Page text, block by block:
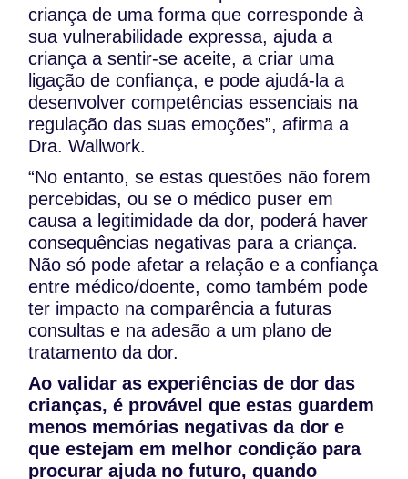
criança de uma forma que corresponde à
sua vulnerabilidade expressa, ajuda a
criança a sentir-se aceite, a criar uma
ligação de confiança, e pode ajudá-la a
desenvolver competências essenciais na
regulação das suas emoções”, afirma a
Dra. Wallwork.
“No entanto, se estas questões não forem
percebidas, ou se o médico puser em
causa a legitimidade da dor, poderá haver
consequências negativas para a criança.
Não só pode afetar a relação e a confiança
entre médico/doente, como também pode
ter impacto na comparência a futuras
consultas e na adesão a um plano de
tratamento da dor.
Ao validar as experiências de dor das
crianças, é provável que estas guardem
menos memórias negativas da dor e
que estejam em melhor condição para
procurar ajuda no futuro, quando